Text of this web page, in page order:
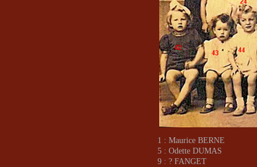
1 : Maurice BERNE
5 : Odette DUMAS
9 : ? FANGET